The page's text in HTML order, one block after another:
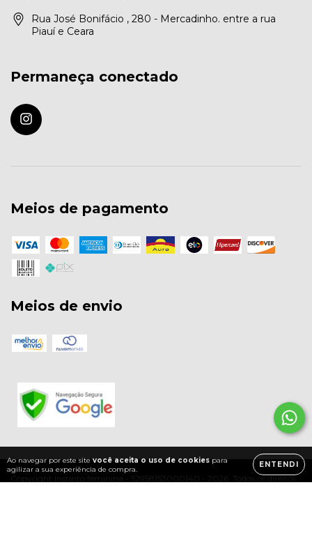
Ao navegar por este sitevocê aceita o uso de cookies para
agilizar a sua experiência de compra.
ENTENDI
Rua José Bonifácio , 280 - Mercadinho. entre a rua
Piauí e Ceara
Permaneça conectado
Meios de pagamento
Meios de envio
Copyright Instinto feminina - 52958153000140 - 2026. Todos os direitos